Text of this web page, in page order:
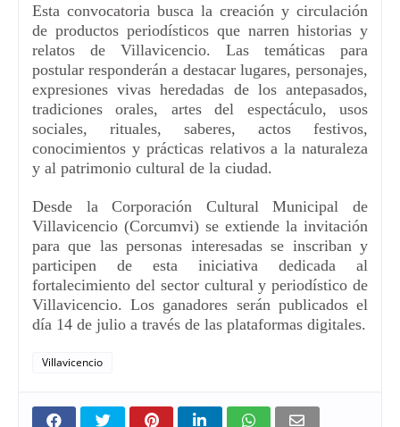
Esta convocatoria busca la creación y circulación
de productos periodísticos que narren historias y
relatos de Villavicencio. Las temáticas para
postular responderán a destacar lugares, personajes,
expresiones vivas heredadas de los antepasados,
tradiciones orales, artes del espectáculo, usos
sociales, rituales, saberes, actos festivos,
conocimientos y prácticas relativos a la naturaleza
y al patrimonio cultural de la ciudad.
Desde la Corporación Cultural Municipal de
Villavicencio (Corcumvi) se extiende la invitación
para que las personas interesadas se inscriban y
participen de esta iniciativa dedicada al
fortalecimiento del sector cultural y periodístico de
Villavicencio. Los ganadores serán publicados el
día 14 de julio a través de las plataformas digitales.
Villavicencio